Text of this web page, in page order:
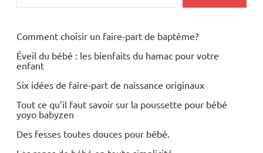
Comment choisir un faire-part de baptême?
Éveil du bébé : les bienfaits du hamac pour votre
enfant
Six idées de faire-part de naissance originaux
Tout ce qu’il faut savoir sur la poussette pour bébé
yoyo babyzen
Des fesses toutes douces pour bébé.